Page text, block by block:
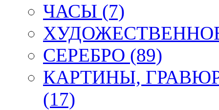
ЧАСЫ (7)
СЕРЕБРО (89)
КАРТИНЫ,
(17)